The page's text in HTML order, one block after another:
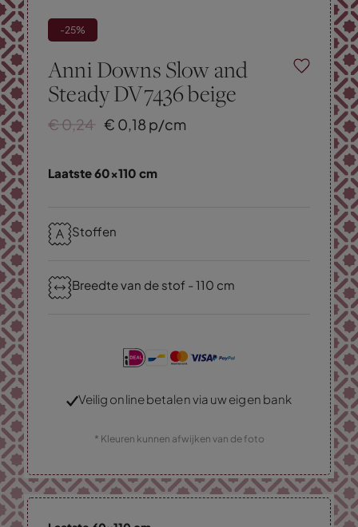
-25%
Anni Downs Slow and
Steady DV7436 beige
€ 0,24 € 0,18 p/cm
Laatste 60x110 cm
Stoffen
Breedte van de stof - 110 cm
Veilig online betalen via uw eigen bank
* Kleuren kunnen afwijken van de foto